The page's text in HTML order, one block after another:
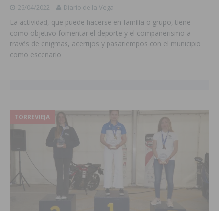
26/04/2022 Diario de la Vega
La actividad, que puede hacerse en familia o grupo, tiene
como objetivo fomentar el deporte y el compañerismo a
través de enigmas, acertijos y pasatiempos con el municipio
como escenario
TORREVIEJA